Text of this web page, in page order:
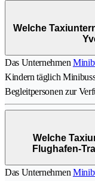
Welche
Das Unternehmen
Kindern täglich
Begleitpersonen zur
Welche
Flughafen-
Das Unternehmen